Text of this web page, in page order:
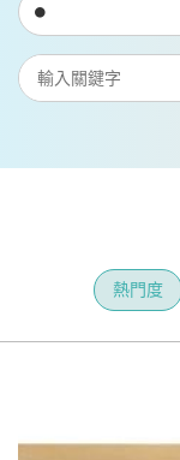
熱門度